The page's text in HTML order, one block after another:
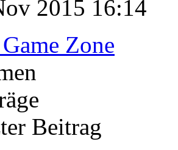
2015 16:14
Zone
Beitrag